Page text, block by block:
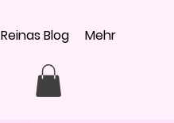
Reinas Blog Mehr